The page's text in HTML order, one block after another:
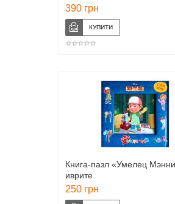
390 грн
Книга-пазл «Умелец
иврите
250 грн